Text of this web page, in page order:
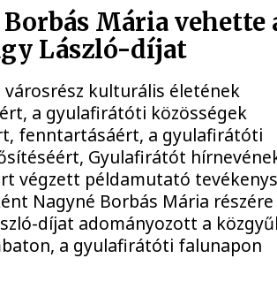
Mária vehette
László-díjat
kulturális életének
a gyulafirátóti közösségek
fenntartásáért, a gyulafirátóti
Gyulafirátót
végzett példamutató
Nagyné Borbás Mária részére
díjat adományozott a
a gyulafirátóti falunapon